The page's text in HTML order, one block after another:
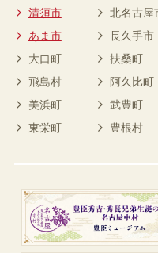
清須市
北名古屋
あま市
長久手市
大口町
扶桑町
飛島村
阿久比町
美浜町
武豊町
東栄町
豊根村